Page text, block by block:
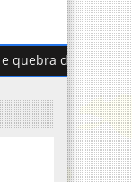
de acordo